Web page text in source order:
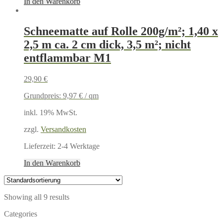
Schneematte auf Rolle 200g/m²; 1,40 x
2,5 m ca. 2 cm dick, 3,5 m²; nicht
entflammbar M1
29,90 €
Grundpreis: 9,97 € /qm
inkl. 19% MwSt.
zzgl. Versandkosten
Lieferzeit: 2-4 Werktage
In den Warenkorb
Showing all 9 results
Categories